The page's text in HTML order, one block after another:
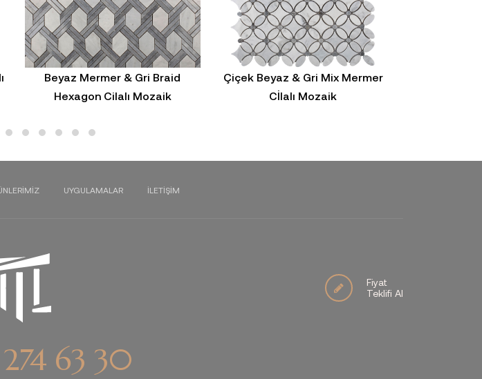
Beyaz Mermer & Gri Braid
Hexagon Cilalı Mozaik
Çiçek Beyaz & Gri Mix Mermer
Cİlalı Mozaik
UYGULAMALAR İLETIŞIM
Fiyat
Teklifi Al
63 30